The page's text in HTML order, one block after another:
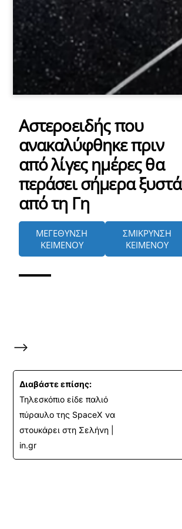
Αστεροειδής που
ανακαλύφθηκε πριν
από λίγες ημέρες θα
περάσει σήμερα ξυστά
από τη Γη
ΜΕΓΕΘΥΝΣΗ
ΚΕΙΜΕΝΟΥ
ΣΜΙΚΡΥΝΣΗ
ΚΕΙΜΕΝΟΥ
–>
Διαβάστε επίσης:
Τηλεσκόπιo είδε παλιό
πύραυλο της SpaceX να
στουκάρει στη Σελήνη |
in.gr